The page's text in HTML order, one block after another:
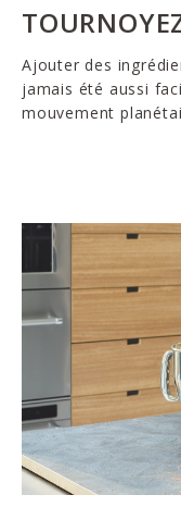
Ajouter des
jamais été aussi
mouvement